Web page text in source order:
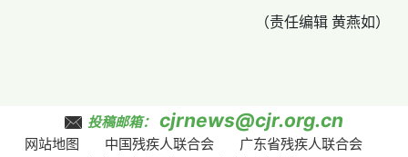
（责任编辑 黄燕如）
投稿邮箱： cjrnews@cjr.org.cn
网站地图 中国残疾人联合会
广东省残疾人联合会